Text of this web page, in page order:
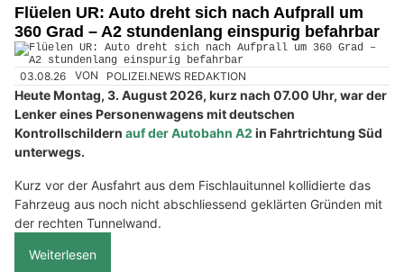
Flüelen UR: Auto dreht sich nach Aufprall um
360 Grad – A2 stundenlang einspurig befahrbar
03.08.26 VON POLIZEI.NEWS REDAKTION
Heute Montag, 3. August 2026, kurz nach 07.00 Uhr, war der
Lenker eines Personenwagens mit deutschen
Kontrollschildern auf der Autobahn A2 in Fahrtrichtung Süd
unterwegs.
Kurz vor der Ausfahrt aus dem Fischlauitunnel kollidierte das
Fahrzeug aus noch nicht abschliessend geklärten Gründen mit
der rechten Tunnelwand.
Weiterlesen